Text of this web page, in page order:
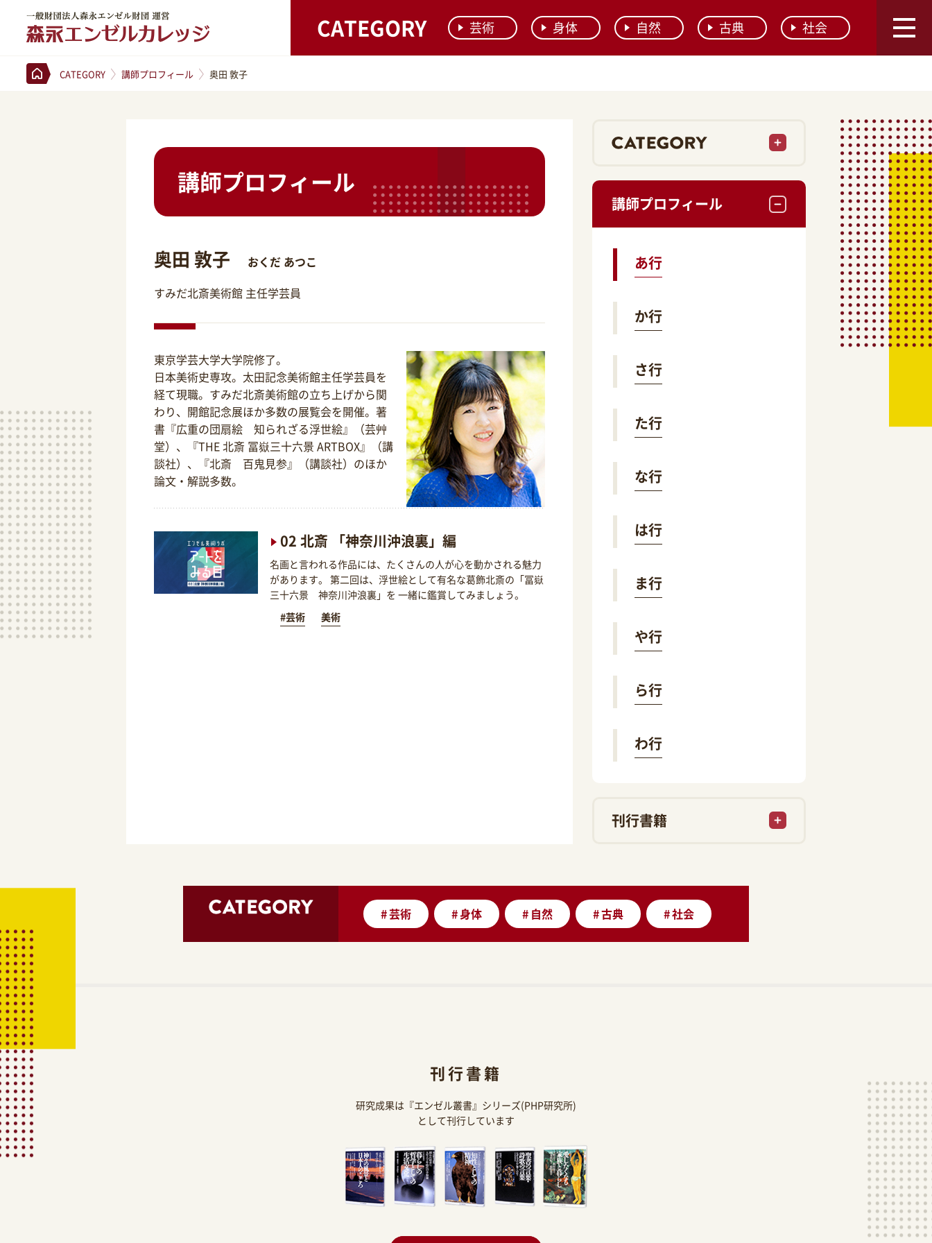
CATEGORY 芸術 身体 自然 古典 社会
CATEGORY 講師プロフィール 奥田 敦子
講師プロフィール
奥田 敦子
おくだ あつこ
すみだ北斎美術館 主任学芸員
東京学芸大学大学院修了。
日本美術史専攻。太田記念美術館主任学芸員を
経て現職。すみだ北斎美術館の立ち上げから関
わり、開館記念展ほか多数の展覧会を開催。著
書『広重の団扇絵 知られざる浮世絵』（芸艸
堂）、『THE 北斎 冨嶽三十六景 ARTBOX』（講
談社）、『北斎 百鬼見参』（講談社）のほか
論文・解説多数。
02 北斎 「神奈川沖浪裏」編
名画と言われる作品には、たくさんの人が心を動かされる魅力
があります。 第二回は、浮世絵として有名な葛飾北斎の「冨嶽
三十六景 神奈川沖浪裏」を 一緒に鑑賞してみましょう。
#芸術
美術
講師プロフィール
あ行
か行
さ行
た行
な行
は行
ま行
や行
ら行
わ行
刊行書籍
#芸術 #身体 # 自然 #古典 #社会
刊行書籍
研究成果は『エンゼル叢書』シリーズ(PHP研究所)
として刊行しています